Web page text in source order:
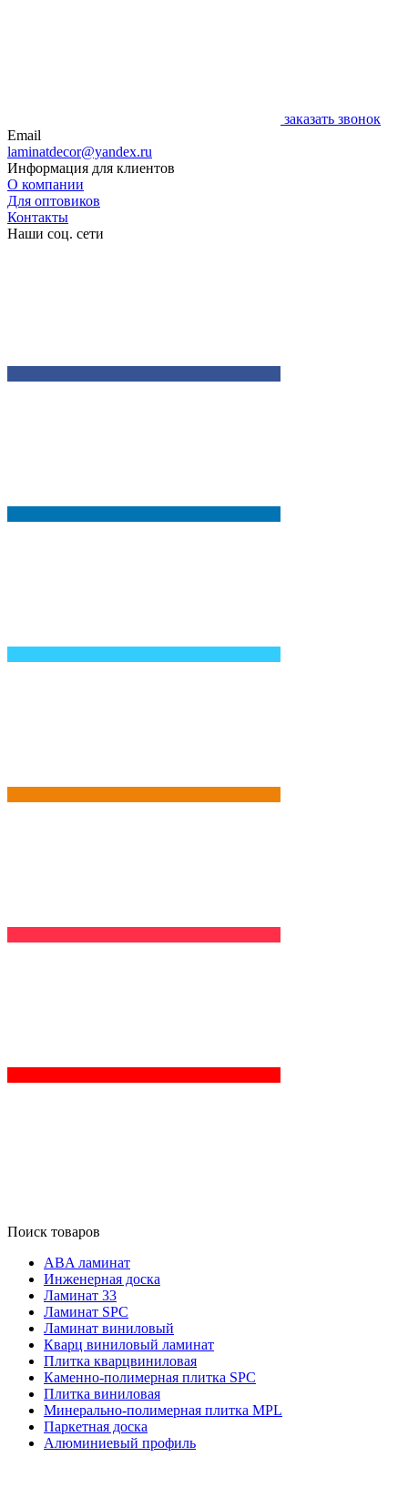
заказать звонок
Email
laminatdecor@yandex.ru
Информация для клиентов
О компании
Для оптовиков
Контакты
Наши соц. сети
Поиск товаров
ABA ламинат
Инженерная доска
Ламинат 33
Ламинат SPC
Ламинат виниловый
Кварц виниловый ламинат
Плитка кварцвиниловая
Каменно-полимерная плитка SPC
Плитка виниловая
Минерально-полимерная плитка MPL
Паркетная доска
Алюминиевый профиль